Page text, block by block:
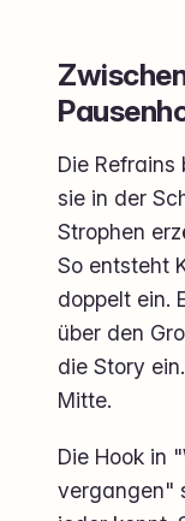
Die Refrains
sie in der
Strophen
So entsteht
doppelt ein.
über den
die Story
Mitte.
Die Hook in
vergangen"